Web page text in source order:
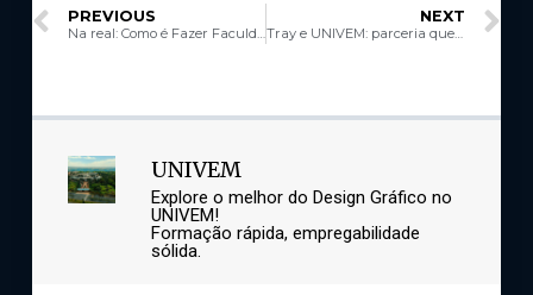
PREVIOUS NEXT
UNIVEM
Explore o melhor do Design Gráfico no
UNIVEM!
Formação rápida, empregabilidade
sólida.